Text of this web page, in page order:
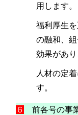
用します。
福利厚生
の融和、
効果があり
人材の定
す。
６ 前各号の事